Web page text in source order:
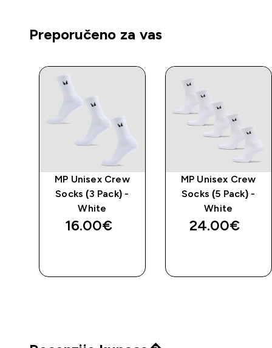
Preporučeno za vas
MP Unisex Crew
Socks (3 Pack) -
White
16.00€‎
MP Unisex Crew
Socks (5 Pack) -
White
24.00€‎